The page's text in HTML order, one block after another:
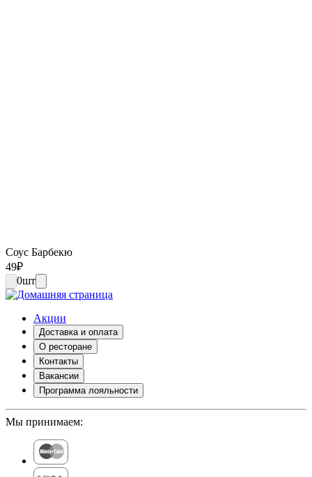
Соус Барбекю
49₽
0шт
Акции
Доставка и оплата
О ресторане
Контакты
Вакансии
Программа лояльности
Мы принимаем: